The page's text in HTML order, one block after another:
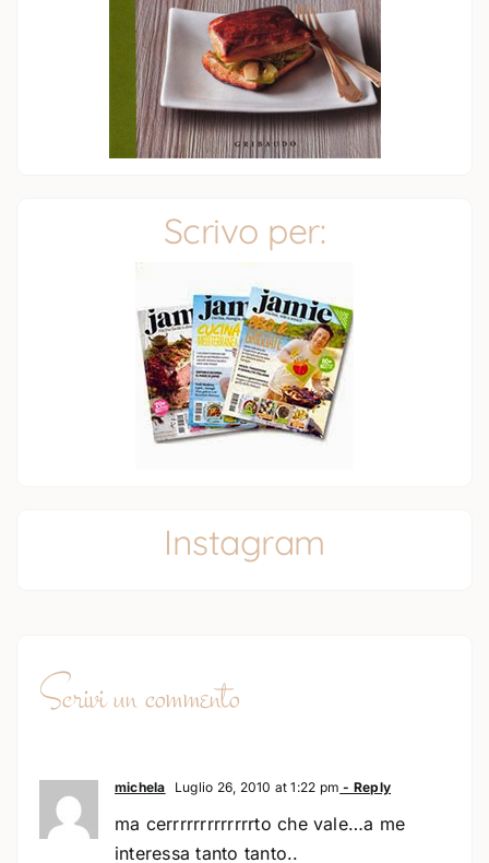
Scrivo per:
Instagram
Scrivi un commento
michela Luglio 26, 2010 at 1:22 pm - Reply
ma cerrrrrrrrrrrrrto che vale…a me
interessa tanto tanto..